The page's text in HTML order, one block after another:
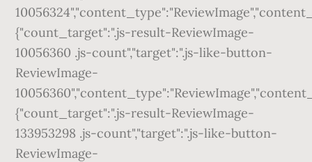
{"count_target":".js-result-ReviewImage-
10056360 .js-count","target":".js-like-button-
ReviewImage-
{"count_target":".js-result-ReviewImage-
133953298 .js-count","target":".js-like-button-
ReviewImage-